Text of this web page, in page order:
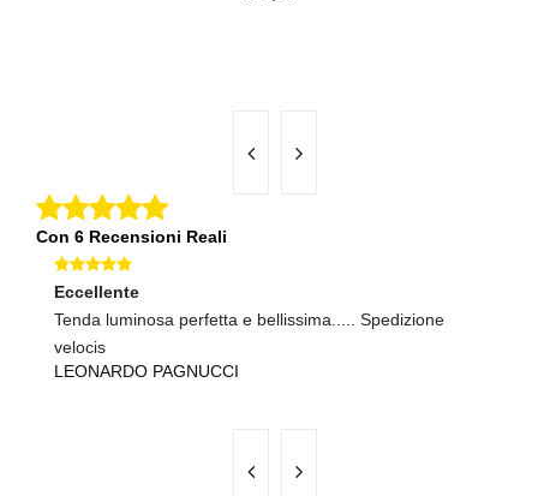
Con 6 Recensioni Reali
Eccellente
Tenda luminosa perfetta e bellissima..... Spedizione
velocis
LEONARDO PAGNUCCI